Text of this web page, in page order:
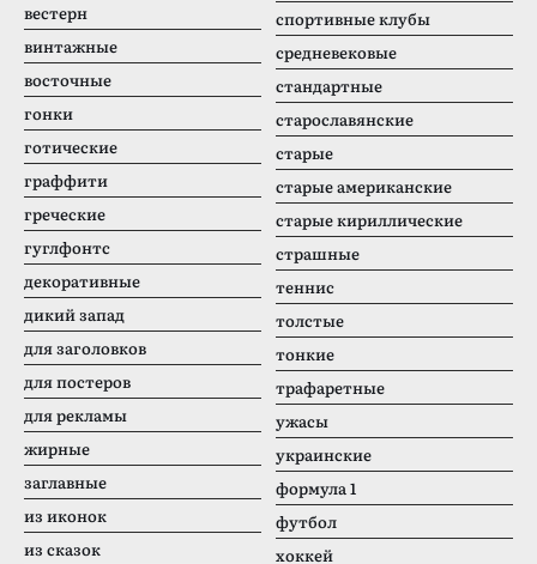
вестерн
винтажные
восточные
гонки
готические
граффити
греческие
гуглфонтс
декоративные
дикий запад
для заголовков
для постеров
для рекламы
жирные
заглавные
из иконок
из сказок
спортивные клубы
средневековые
стандартные
старославянские
старые
старые американские
старые кириллические
страшные
теннис
толстые
тонкие
трафаретные
ужасы
украинские
формула 1
футбол
хоккей